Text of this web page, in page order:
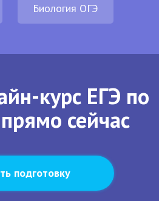
Биология ОГЭ
курс ЕГЭ по
сейчас
подготовку